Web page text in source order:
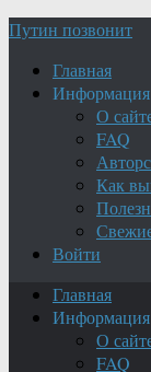
Путин позвонит
Главная
Информация
О
FAQ
Как
Войти
Главная
Информация
О
FAQ